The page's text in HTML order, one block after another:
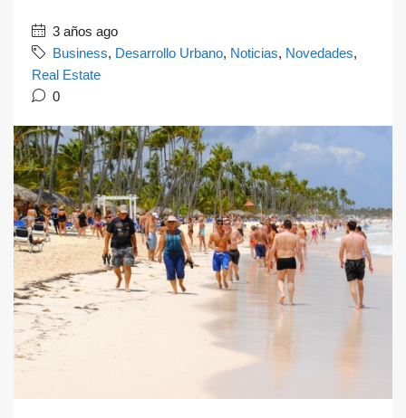
3 años ago
Business, Desarrollo Urbano, Noticias, Novedades,
Real Estate
0